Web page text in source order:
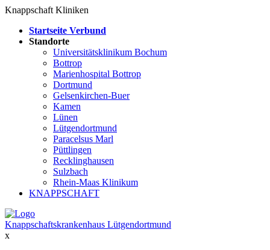
Knappschaft Kliniken
Startseite Verbund
Standorte
Universitätsklinikum Bochum
Bottrop
Marienhospital Bottrop
Dortmund
Gelsenkirchen-Buer
Kamen
Lünen
Lütgendortmund
Paracelsus Marl
Püttlingen
Recklinghausen
Sulzbach
Rhein-Maas Klinikum
KNAPPSCHAFT
Knappschaftskrankenhaus Lütgendortmund
x